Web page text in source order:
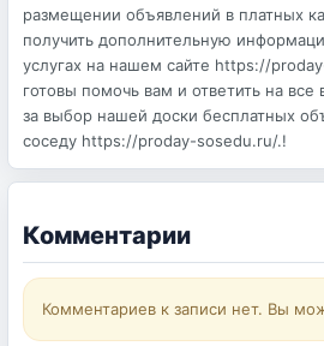
размещении объявлений в платных
получить дополнительную
услугах на нашем сайте https://
готовы помочь вам и ответить на
за выбор нашей доски бесплатных
соседу https://proday-sosedu.ru/.!
Комментарии
Комментариев к записи нет. Вы